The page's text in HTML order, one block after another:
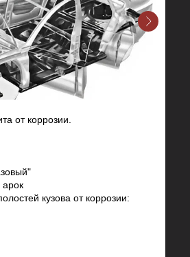
от коррозии.
арок
кузова от коррозии: